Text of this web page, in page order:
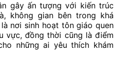
gây ấn tượng với kiến trúc
không gian bên trong khá
nơi sinh hoạt tôn giáo quen
vực, đồng thời cũng là điểm
những ai yêu thích khám